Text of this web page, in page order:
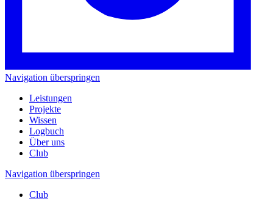
Navigation überspringen
Leistungen
Projekte
Wissen
Logbuch
Über uns
Club
Navigation überspringen
Club